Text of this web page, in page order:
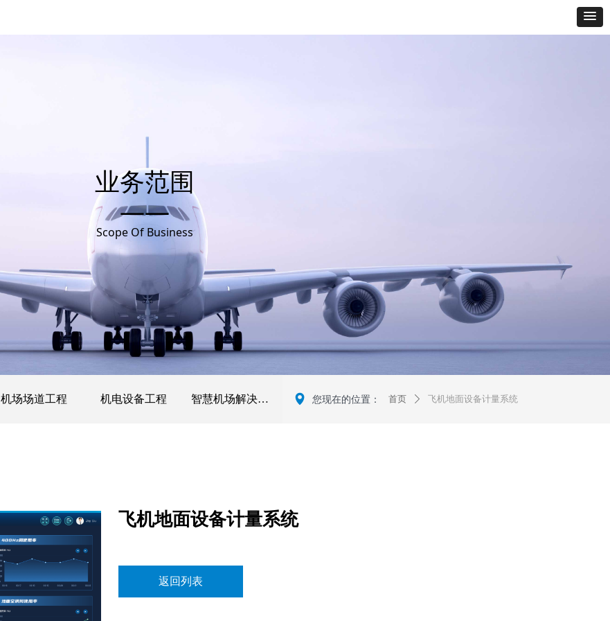
业务范围
——
Scope Of Business
넹 您现在的位置： 首页 ꄲ 飞机地面设备计量系统
机场场道工程 机电设备工程 智慧机场解决方案
飞机地面设备计量系统
返回列表